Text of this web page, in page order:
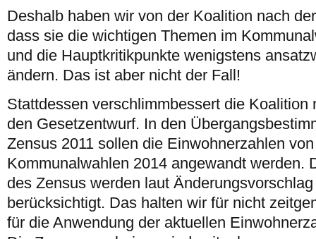
Deshalb haben wir von der Koalition nach
dass sie die wichtigen Themen im
und die Hauptkritikpunkte wenigstens
ändern. Das ist aber nicht der Fall!
Stattdessen verschlimmbessert die Koalition
den Gesetzentwurf. In den
Zensus 2011 sollen die Einwohnerzahlen
Kommunalwahlen 2014 angewandt werden.
des Zensus werden laut
berücksichtigt. Das halten wir für nicht
für die Anwendung der aktuellen